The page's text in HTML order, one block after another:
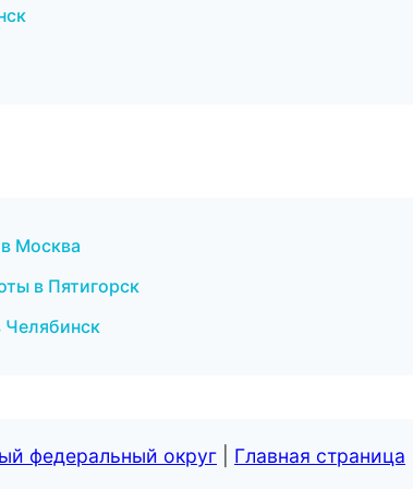
Москва
в Пятигорск
федеральный округ Главная страница